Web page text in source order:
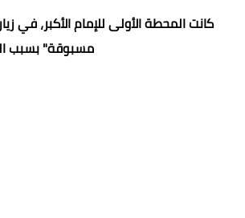
كانت المحطة الأولى للإمام الأكبر، في
مسبوقة" بسبب